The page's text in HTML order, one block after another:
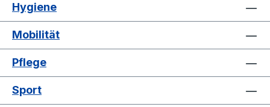
Hygiene
Mobilität
Pflege
Sport